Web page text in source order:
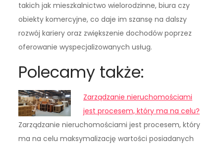
takich jak mieszkalnictwo wielorodzinne, biura czy
obiekty komercyjne, co daje im szansę na dalszy
rozwój kariery oraz zwiększenie dochodów poprzez
oferowanie wyspecjalizowanych usług.
Polecamy także:
Zarządzanie nieruchomościami
jest procesem, który ma na celu?
Zarządzanie nieruchomościami jest procesem, który
ma na celu maksymalizację wartości posiadanych